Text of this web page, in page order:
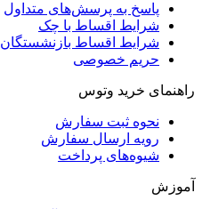
پاسخ به پرسش‌های متداول
شرایط اقساط با چک
شرایط اقساط بازنشستگان
حریم خصوصی
راهنمای خرید وتوس
نحوه ثبت سفارش
رویه ارسال سفارش
شیوه‌های پرداخت
آموزش